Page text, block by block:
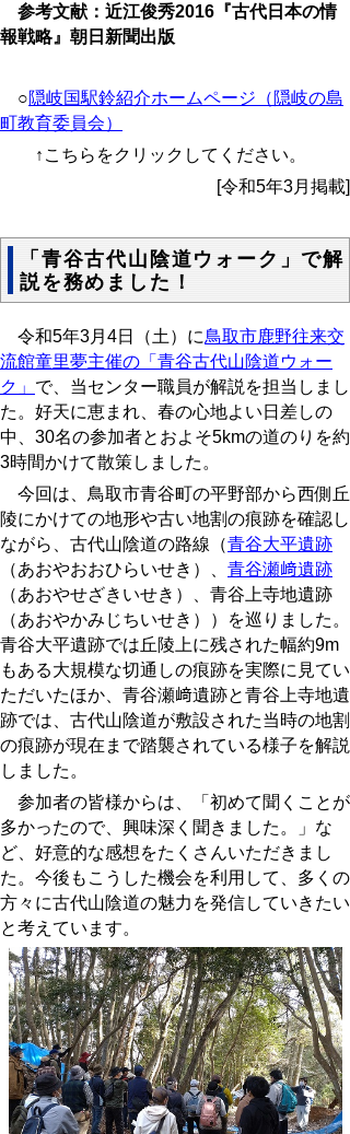
参考文献：近江俊秀2016 『古代日本の情
報戦略』朝日新聞出版
○隠岐国駅鈴紹介ホームページ（隠岐の島
町教育委員会）
↑こちらをクリックしてください。
[令和5年3月掲載]
「青谷古代山陰道ウォーク」で解
説を務めました！
令和5年3月4日（土）に鳥取市鹿野往来交
流館童里夢主催の「青谷古代山陰道ウォー
ク」 で、当センター職員が解説を担当しまし
た。好天に恵まれ、春の心地よい日差しの
中、 30名の参加者とおよそ5kmの道のりを約
3時間かけて散策しました。
今回は、鳥取市青谷町の平野部から西側丘
陵にかけての地形や古い地割の痕跡を確認し
ながら、古代山陰道の路線（青谷大平遺跡
（あおやおおひらいせき）、 青谷瀬﨑遺跡
（あおやせざきいせき）、青谷上寺地遺跡
（あおやかみじちいせき））を巡りました。
青谷大平遺跡では丘陵上に残された幅約9m
もある大規模な切通しの痕跡を実際に見てい
ただいたほか、青谷瀬﨑遺跡と青谷上寺地遺
跡では、古代山陰道が敷設された当時の地割
の痕跡が現在まで踏襲されている様子を解説
しました。
参加者の皆様からは、「初めて聞くことが
多かったので、興味深く聞きました。」な
ど、好意的な感想をたくさんいただきまし
た。今後もこうした機会を利用して、多くの
方々に古代山陰道の魅力を発信していきたい
と考えています。